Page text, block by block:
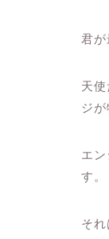
君
天
ジ
エ
す。
そ